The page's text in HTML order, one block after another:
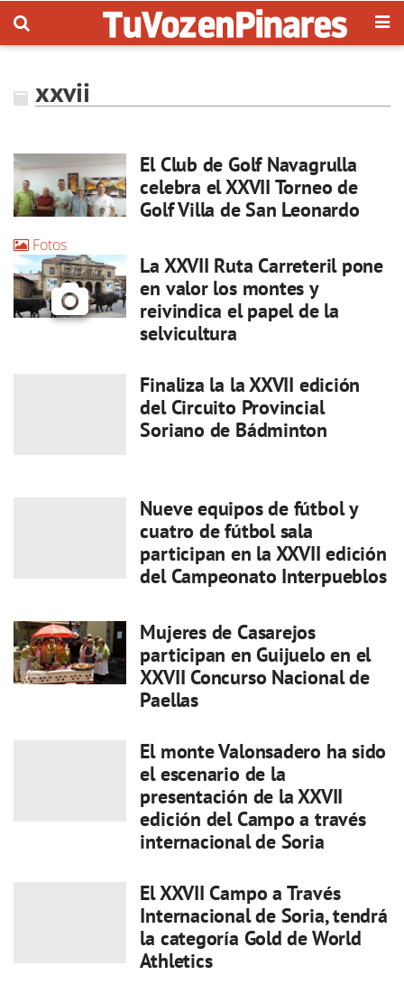
xxvii
El Club de Golf Navagrulla
celebra el XXVII Torneo de
Golf Villa de San Leonardo
Fotos
La XXVII Ruta Carreteril pone
en valor los montes y
reivindica el papel de la
selvicultura
Finaliza la la XXVII edición
del Circuito Provincial
Soriano de Bádminton
Nueve equipos de fútbol y
cuatro de fútbol sala
participan en la XXVII edición
del Campeonato Interpueblos
Mujeres de Casarejos
participan en Guijuelo en el
XXVII Concurso Nacional de
Paellas
El monte Valonsadero ha sido
el escenario de la
presentación de la XXVII
edición del Campo a través
internacional de Soria
El XXVII Campo a Través
Internacional de Soria, tendrá
la categoría Gold de World
Athletics